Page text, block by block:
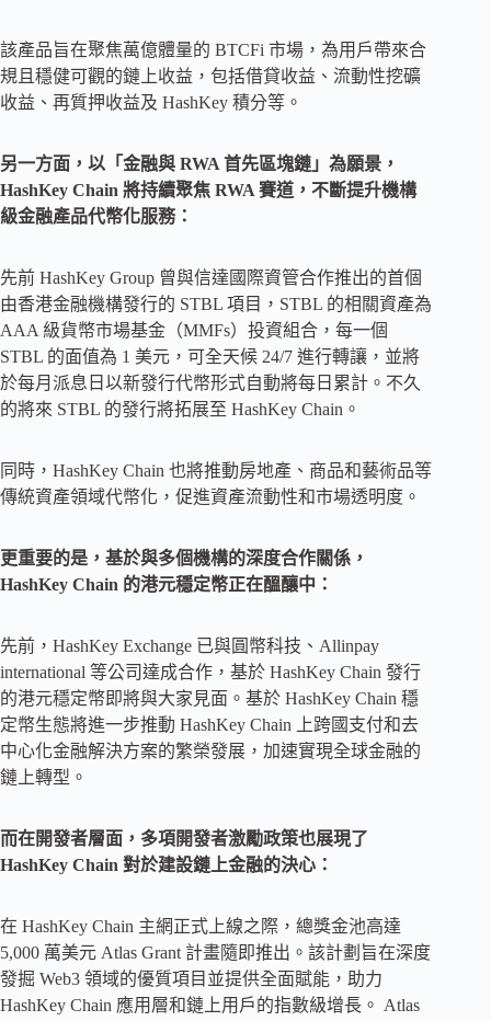
該產品旨在聚焦萬億體量的 BTCFi 市場，為用戶帶來合
規且穩健可觀的鏈上收益，包括借貸收益、流動性挖礦
收益、再質押收益及 HashKey 積分等。
另一方面，以「金融與 RWA 首先區塊鏈」為願景，
HashKey Chain 將持續聚焦 RWA 賽道，不斷提升機構
級金融產品代幣化服務：
先前 HashKey Group 曾與信達國際資管合作推出的首個
由香港金融機構發行的 STBL 項目，STBL 的相關資產為
AAA 級貨幣市場基金（MMFs）投資組合，每一個
STBL 的面值為 1 美元，可全天候 24/7 進行轉讓，並將
於每月派息日以新發行代幣形式自動將每日累計。不久
的將來 STBL 的發行將拓展至 HashKey Chain。
同時，HashKey Chain 也將推動房地產、商品和藝術品等
傳統資產領域代幣化，促進資產流動性和市場透明度。
更重要的是，基於與多個機構的深度合作關係，
HashKey Chain 的港元穩定幣正在醞釀中：
先前，HashKey Exchange 已與圓幣科技、Allinpay
international 等公司達成合作，基於 HashKey Chain 發行
的港元穩定幣即將與大家見面。基於 HashKey Chain 穩
定幣生態將進一步推動 HashKey Chain 上跨國支付和去
中心化金融解決方案的繁榮發展，加速實現全球金融的
鏈上轉型。
而在開發者層面，多項開發者激勵政策也展現了
HashKey Chain 對於建設鏈上金融的決心：
在 HashKey Chain 主網正式上線之際，總獎金池高達
5,000 萬美元 Atlas Grant 計畫隨即推出。該計劃旨在深度
發掘 Web3 領域的優質項目並提供全面賦能，助力
HashKey Chain 應用層和鏈上用戶的指數級增長。 Atlas